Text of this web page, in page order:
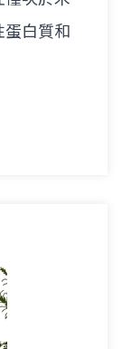
蛋白質和